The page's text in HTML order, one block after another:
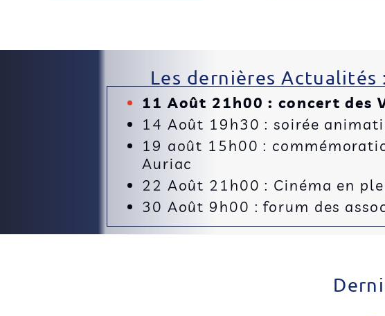
Les dernières Actualités :
11 Août 21h00 : concert des
14 Août 19h30 : soirée
19 août 15h00 :
Auriac
22 Août 21h00 : Cinéma en
30 Août 9h00 : forum des